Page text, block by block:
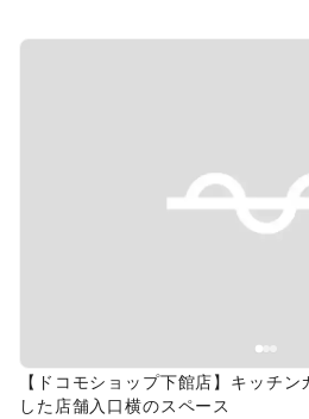
Previous slide
【ドコモショップ下館店】キッチ
した店舗入口横のスペース